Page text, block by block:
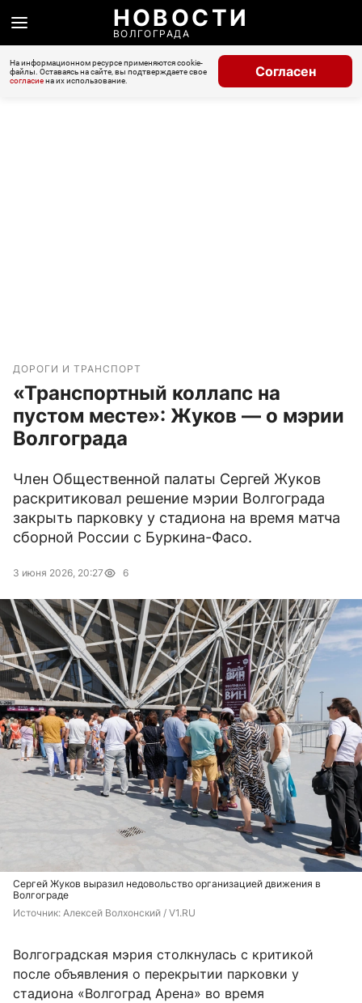
НОВОСТИ
ВОЛГОГРАДА
На информационном ресурсе применяются cookie-
файлы. Оставаясь на сайте, вы подтверждаете свое
согласиена их использование.
Согласен
ДОРОГИ И ТРАНСПОРТ
«Транспортный коллапс на
пустом месте»: Жуков — о мэрии
Волгограда
Член Общественной палаты Сергей Жуков
раскритиковал решение мэрии Волгограда
закрыть парковку у стадиона на время матча
сборной России с Буркина-Фасо.
3 июня 2026, 20:27 6
Сергей Жуков выразил недовольство организацией движения в
Волгограде
Источник: Алексей Волхонский / V1.RU
Волгоградская мэрия столкнулась с критикой
после объявления о перекрытии парковки у
стадиона «Волгоград Арена» во время